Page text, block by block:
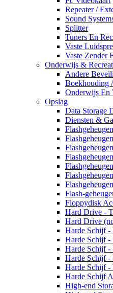
Repeater /
Sound
Splitter
Tuners En
Vaste
Vaste Zender
Onderwijs &
Andere
Boekhouding
Onderwijs En
Opslag
Data Storage
Diensten &
Flash-
Floppydisk
Hard Drive -
Hard Drive
Harde Schijf -
Harde Schijf -
Harde Schijf -
Harde Schijf -
Harde Schijf -
Harde Schijf
High-end